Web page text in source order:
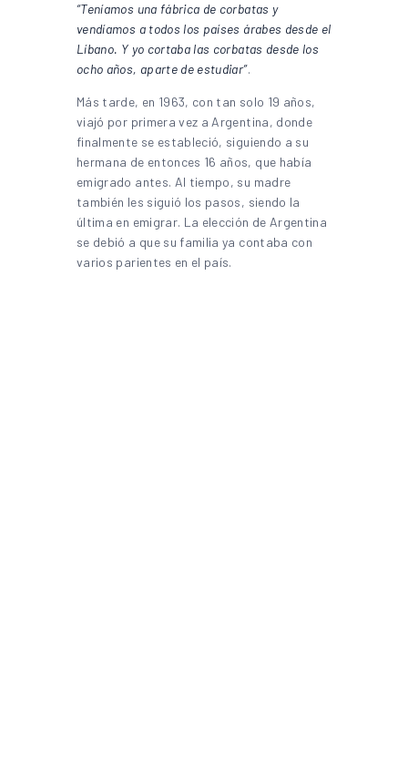
“Teníamos una fábrica de corbatas y
vendíamos a todos los países árabes desde el
Líbano. Y yo cortaba las corbatas desde los
ocho años, aparte de estudiar”.
Más tarde, en 1963, con tan solo 19 años,
viajó por primera vez a Argentina, donde
finalmente se estableció, siguiendo a su
hermana de entonces 16 años, que había
emigrado antes. Al tiempo, su madre
también les siguió los pasos, siendo la
última en emigrar. La elección de Argentina
se debió a que su familia ya contaba con
varios parientes en el país.